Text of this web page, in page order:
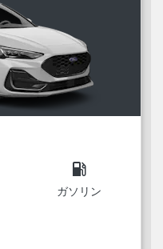
local_gas_station
ガソリン